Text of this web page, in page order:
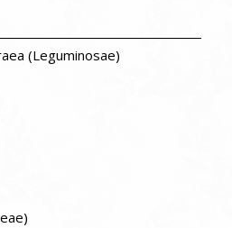
(Leguminosae)